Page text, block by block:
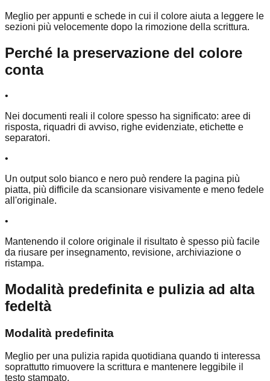
Meglio per appunti e schede in cui il colore aiuta a leggere le
sezioni più velocemente dopo la rimozione della scrittura.
Perché la preservazione del colore
conta
•
Nei documenti reali il colore spesso ha significato: aree di
risposta, riquadri di avviso, righe evidenziate, etichette e
separatori.
•
Un output solo bianco e nero può rendere la pagina più
piatta, più difficile da scansionare visivamente e meno fedele
all'originale.
•
Mantenendo il colore originale il risultato è spesso più facile
da riusare per insegnamento, revisione, archiviazione o
ristampa.
Modalità predefinita e pulizia ad alta
fedeltà
Modalità predefinita
Meglio per una pulizia rapida quotidiana quando ti interessa
soprattutto rimuovere la scrittura e mantenere leggibile il
testo stampato.